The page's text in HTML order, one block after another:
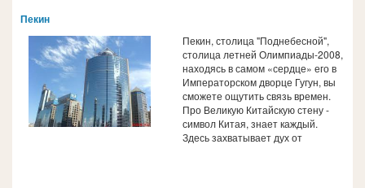
Пекин
Пекин, столица "Поднебесной",
столица летней Олимпиады-2008,
находясь в самом «сердце» его в
Императорском дворце Гугун, вы
сможете ощутить связь времен.
Про Великую Китайскую стену -
символ Китая, знает каждый.
Здесь захватывает дух от